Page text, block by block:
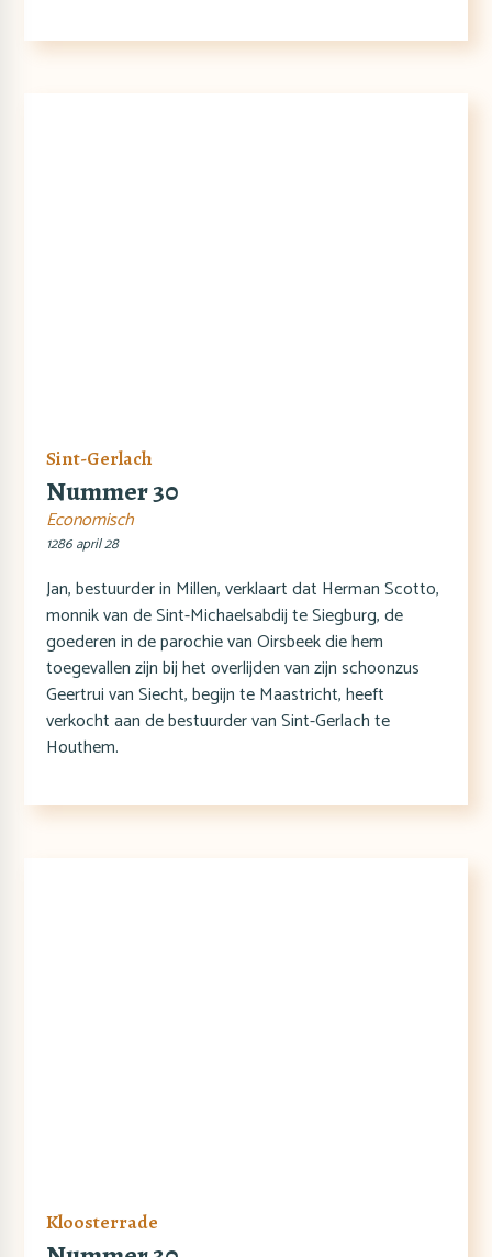
Sint-Gerlach
Nummer 30
Economisch
1286 april 28
Jan, bestuurder in Millen, verklaart dat Herman Scotto,
monnik van de Sint-Michaelsabdij te Siegburg, de
goederen in de parochie van Oirsbeek die hem
toegevallen zijn bij het overlijden van zijn schoonzus
Geertrui van Siecht, begijn te Maastricht, heeft
verkocht aan de bestuurder van Sint-Gerlach te
Houthem.
Kloosterrade